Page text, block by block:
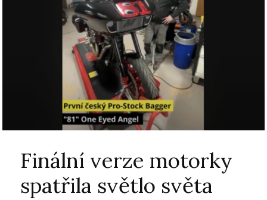
Finální verze motorky
spatřila světlo světa